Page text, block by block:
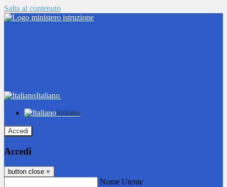
Salta al contenuto
Italiano
Italiano
Accedi
Accedi
button close ×
Nome Utente